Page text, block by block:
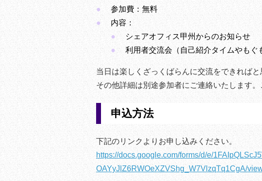
参加費：無料
内容：
シェアオフィス甲州からのお知らせ
利用者交流会（自己紹介タイムやもぐ
当日は楽しくざっくばらんに交流をできればと
その他詳細は別途参加者にご連絡いたします。
申込方法
下記のリンクよりお申し込みください。
https://docs.google.com/forms/d/e/
OAYyJlZ6RWOeXZVShg_W7VlzqTq1CgA/